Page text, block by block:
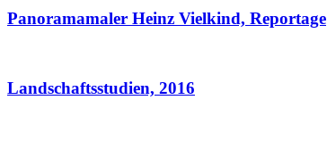
Panoramamaler Heinz Vielkind, Reportage
Landschaftsstudien, 2016